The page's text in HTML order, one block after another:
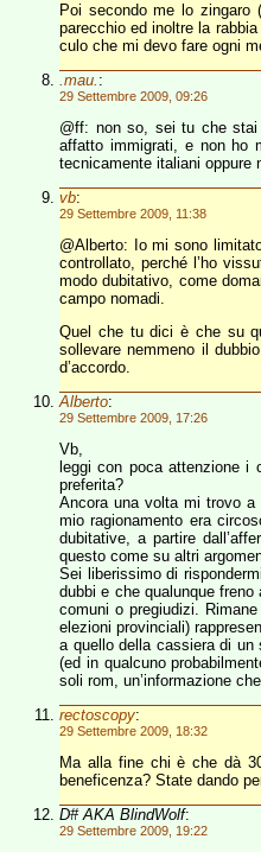
Poi secondo me lo zingaro
parecchio ed inoltre la
culo che mi devo fare ogni
.mau. :
29 Settembre 2009, 09:26
@ff: non so, sei tu che
affatto immigrati, e non ho
tecnicamente italiani oppure
vb:
29 Settembre 2009, 11:38
@Alberto: Io mi sono
controllato, perché l’ho
modo dubitativo, come
campo nomadi.
Quel che tu dici è che su
sollevare nemmeno il
d’accordo.
Alberto:
29 Settembre 2009, 17:26
Vb,
leggi con poca attenzione
preferita?
Ancora una volta mi trovo a
mio ragionamento era
dubitative, a partire
questo come su altri
Sei liberissimo di
dubbi e che qualunque
comuni o pregiudizi.
elezioni provinciali)
a quello della cassiera di
(ed in qualcuno
soli rom, un’informazione
rectoscopy:
29 Settembre 2009, 18:32
Ma alla fine chi è che dà
beneficenza? State dando
D# AKA BlindWolf:
29 Settembre 2009, 19:22